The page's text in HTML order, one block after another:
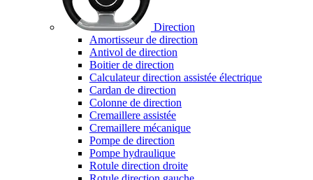
Direction
Amortisseur de direction
Antivol de direction
Boitier de direction
Calculateur direction assistée électrique
Cardan de direction
Colonne de direction
Cremaillere assistée
Cremaillere mécanique
Pompe de direction
Pompe hydraulique
Rotule direction droite